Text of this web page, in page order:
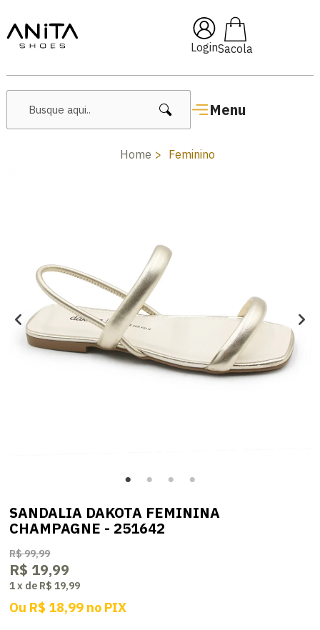
Login
Menu
🔥 Lançamentos Femininos
Home Feminino
SANDALIA DAKOTA FEMININA
CHAMPAGNE - 251642
R$ 99,99
R$ 19,99
1x de R$ 19,99
Ou R$ 18,99 no PIX